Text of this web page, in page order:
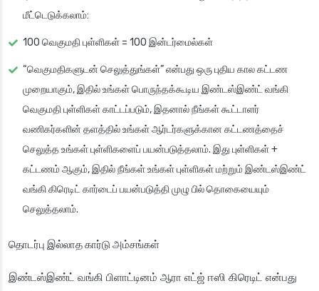
மீட்டெடுக்கலாம்:
100 வெகுமதி புள்ளிகள் = 100 இன்டர்மைல்கள்
“வெகுமதிகளுடன் செலுத்துங்கள்” என்பது ஒரு புதிய கால கட்டண
முறையாகும், இதில் உங்கள் பொருந்தக்கூடிய இண்டஸ்இண்ட் வங்கி
வெகுமதி புள்ளிகள் காட்டப்படும், இதனால் நீங்கள் கூட்டாளர்
வணிகர்களின் தளத்தில் உங்கள் ஆர்டர்களுக்கான கட்டணத்தைச்
செலுத்த உங்கள் புள்ளிகளைப் பயன்படுத்தலாம். இது புள்ளிகள் +
கட்டணம் ஆகும், இதில் நீங்கள் உங்கள் புள்ளிகள் மற்றும் இண்டஸ்இண்ட்
வங்கி கிரெடிட் கார்டைப் பயன்படுத்தி முழு பில் தொகையையும்
செலுத்தலாம்.
தொடர்பு இல்லாத கார்டு அம்சங்கள்
இண்டஸ்இண்ட் வங்கி பிளாட்டினம் ஆரா எட்ஜ் ஈஸி கிரெடிட் என்பது